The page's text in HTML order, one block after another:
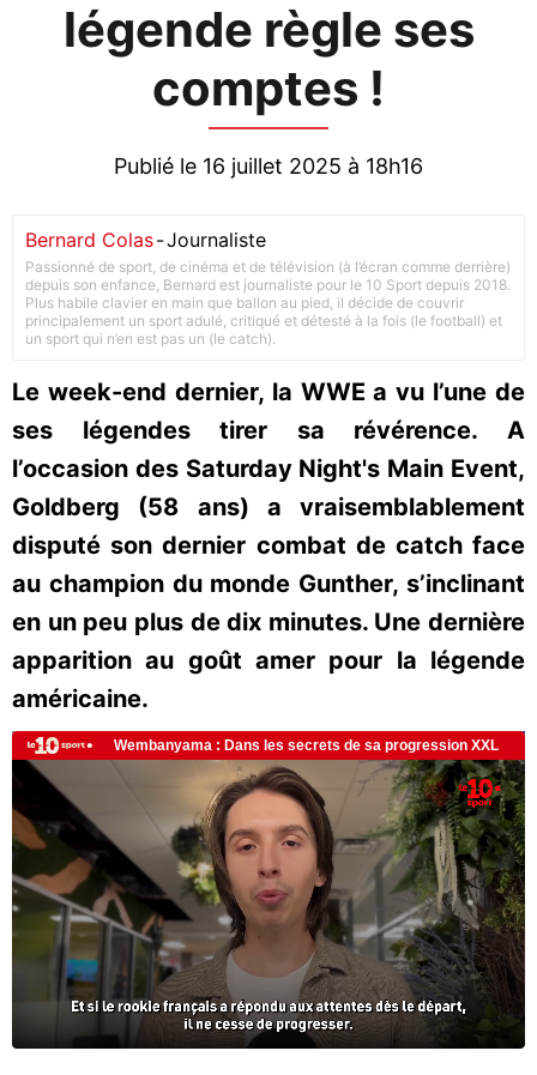
légende règle ses
comptes !
Publié le 16 juillet 2025 à 18h16
Bernard Colas-Journaliste
Passionné de sport, de cinéma et de télévision (à l’écran comme derrière)
depuis son enfance, Bernard est journaliste pour le 10 Sport depuis 2018.
Plus habile clavier en main que ballon au pied, il décide de couvrir
principalement un sport adulé, critiqué et détesté à la fois (le football) et
un sport qui n’en est pas un (le catch).
Le week-end dernier, la WWE a vu l’une de
ses légendes tirer sa révérence. A
l’occasion des Saturday Night's Main Event,
Goldberg (58 ans) a vraisemblablement
disputé son dernier combat de catch face
au champion du monde Gunther, s’inclinant
en un peu plus de dix minutes. Une dernière
apparition au goût amer pour la légende
américaine.